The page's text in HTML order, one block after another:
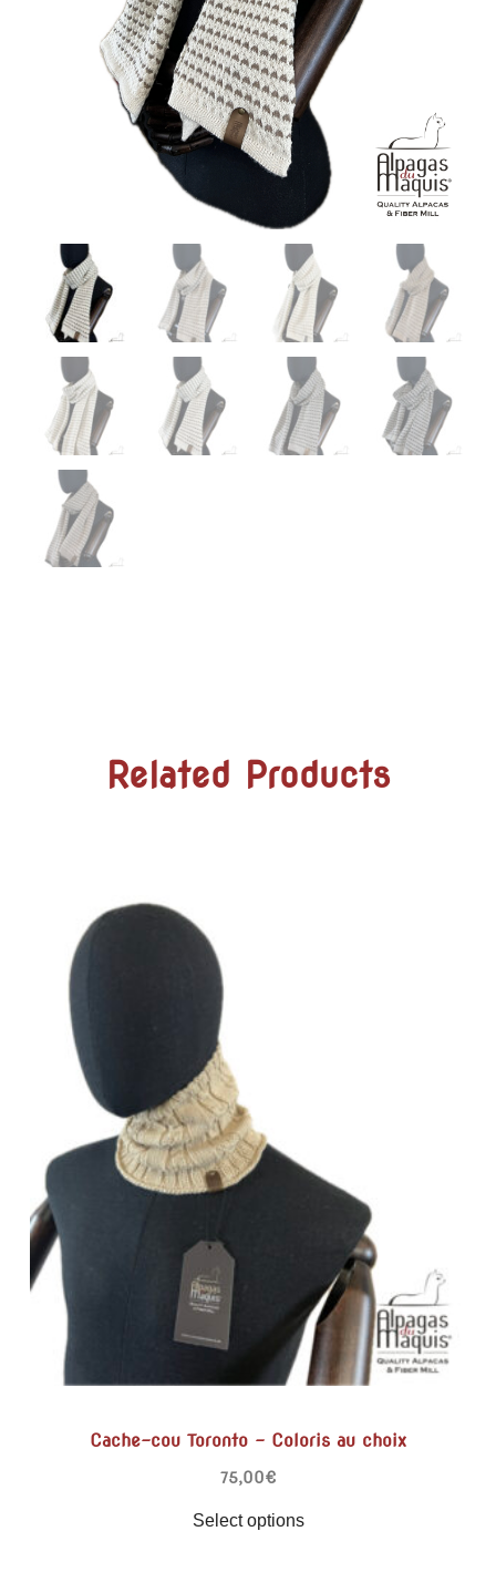
Related Products
Cache-cou Toronto – Coloris au choix
75,00€
Select options